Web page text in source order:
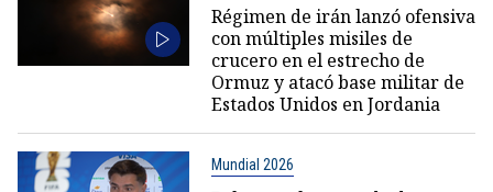
Régimen de irán lanzó ofensiva
con múltiples misiles de
crucero en el estrecho de
Ormuz y atacó base militar de
Estados Unidos en Jordania
Mundial 2026